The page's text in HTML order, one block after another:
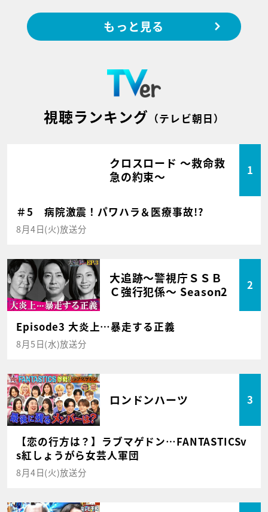
もっと見る
視聴ランキング （テレビ朝日）
クロスロード ～救命救
急の約束～
1
＃5 病院激震！パワハラ＆医療事故!?
8月4日(火)放送分
大追跡～警視庁ＳＳＢ
Ｃ強行犯係～ Season2
2
Episode3 大炎上…暴走する正義
8月5日(水)放送分
ロンドンハーツ 3
【恋の行方は？】ラブマゲドン…FANTASTICSv
s紅しょうがら女芸人軍団
8月4日(火)放送分